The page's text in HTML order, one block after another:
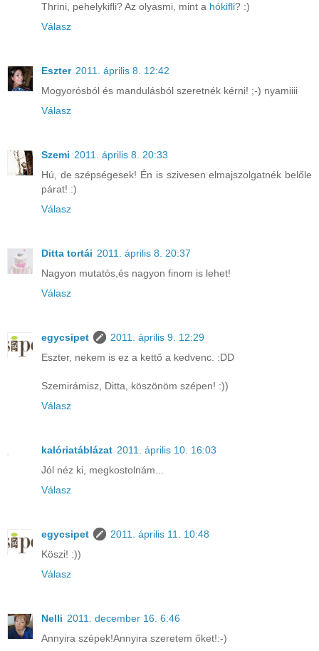
Thrini, pehelykifli? Az olyasmi, mint a hókifli? :)
Válasz
Eszter 2011. április 8. 12:42
Mogyorósból és mandulásból szeretnék kérni! ;-) nyamiiii
Válasz
Szemi 2011. április 8. 20:33
Hú, de szépségesek! Én is szivesen elmajszolgatnék belőle
párat! :)
Válasz
Ditta tortái 2011. április 8. 20:37
Nagyon mutatós,és nagyon finom is lehet!
Válasz
egycsipet
2011. április 9. 12:29
Eszter, nekem is ez a kettő a kedvenc. :DD
Szemirámisz, Ditta, köszönöm szépen! :))
Válasz
kalóriatáblázat 2011. április 10. 16:03
Jól néz ki, megkostolnám...
Válasz
egycsipet
2011. április 11. 10:48
Köszi! :))
Válasz
Nelli 2011. december 16. 6:46
Annyira szépek!Annyira szeretem őket!:-)